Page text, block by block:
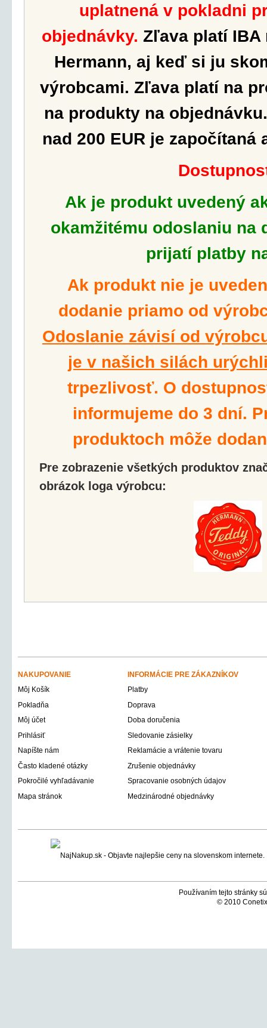
uplatnená v pokladni
objednávky. Zľava platí IBA
Hermann, aj keď si ju
výrobcami. Zľava platí na
na produkty na
nad 200 EUR je započítaná
Ak je produkt uvedený
okamžitému odoslaniu na
prijatí platby
Ak produkt nie je
dodanie priamo od
Odoslanie závisí od
je v našich silách
trpezlivosť. O
informujeme do 3 dní.
produktoch môže
Pre zobrazenie všetkých produktov
obrázok loga výrobcu:
NAKUPOVANIE
INFORMÁCIE PRE ZÁKAZNÍKOV
Môj Košík
Platby
Pokladňa
Doprava
Môj účet
Doba doručenia
Prihlásiť
Sledovanie zásielky
Napíšte nám
Reklamácie a vrátenie tovaru
Často kladené otázky
Zrušenie objednávky
Pokročilé vyhľadávanie
Spracovanie osobných údajov
Mapa stránok
Medzinárodné objednávky
Používaním tejto stránky
© 2010